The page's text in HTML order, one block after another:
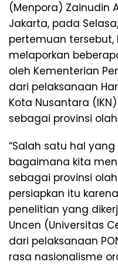
(Menpora) Zainudin
Jakarta, pada
pertemuan tersebut,
melaporkan
oleh Kementerian
dari pelaksanaan
Kota Nusantara
sebagai provinsi
“Salah satu hal
bagaimana kita
sebagai provinsi
persiapkan itu
penelitian yang
Uncen (Universitas
dari pelaksanaan
rasa nasionalisme